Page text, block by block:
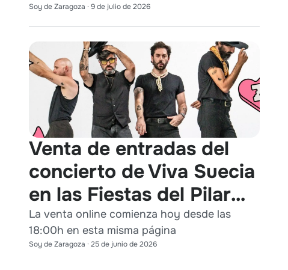
Soy de Zaragoza · 9 de julio de 2026
Venta de entradas del
concierto de Viva Suecia
en las Fiestas del Pilar
2026
La venta online comienza hoy desde las
18:00h en esta misma página
Soy de Zaragoza · 25 de junio de 2026